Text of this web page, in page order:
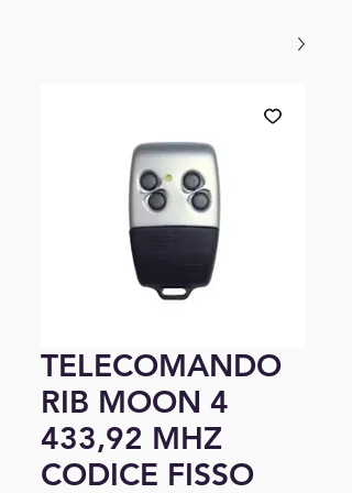
TELECOMANDO
RIB MOON 4
433,92 MHZ
CODICE FISSO